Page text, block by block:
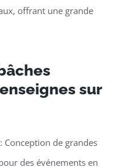
offrant une grande
sur
Conception de grandes
des événements en